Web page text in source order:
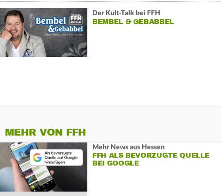
Der Kult-Talk bei FFH
BEMBEL & GEBABBEL
MEHR VON FFH
Mehr News aus Hessen
FFH ALS BEVORZUGTE QUELLE
BEI GOOGLE